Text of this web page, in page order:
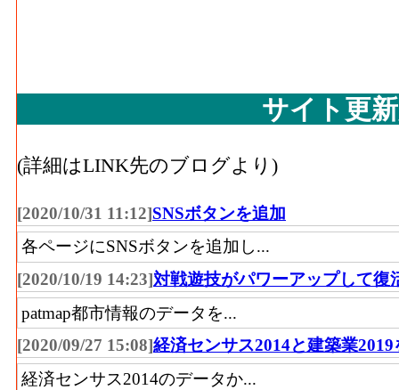
サイト更
(詳細はLINK先のブログより)
[2020/10/31 11:12]SNSボタンを追加
各ページにSNSボタンを追加し...
[2020/10/19 14:23]対戦遊技がパワーアップして復
patmap都市情報のデータを...
[2020/09/27 15:08]経済センサス2014と建築業2019
経済センサス2014のデータか...